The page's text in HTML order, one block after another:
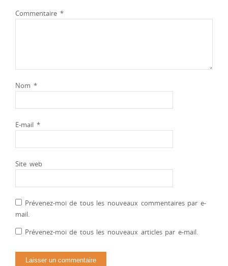
Commentaire *
Nom *
E-mail *
Site web
Prévenez-moi de tous les nouveaux commentaires par e-
mail.
Prévenez-moi de tous les nouveaux articles par e-mail.